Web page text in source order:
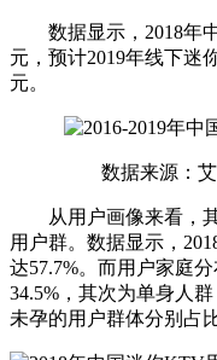
数据显示，2018年中
元，预计2019年线下迷
元。
数据来源：
从用户画像来看，其
用户群。数据显示，
达57.7%。而用户家庭
34.5%，其次为单身人
未孕的用户群体分别占比